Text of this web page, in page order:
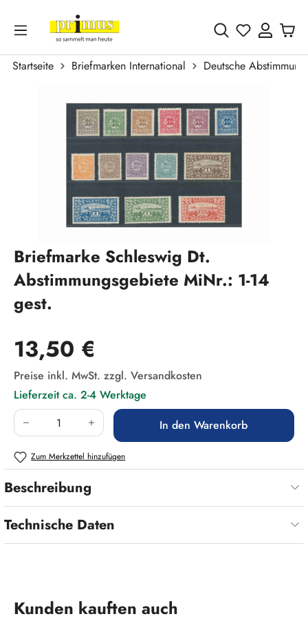
Zum Hauptinhalt springen
Du hast 0
Startseite Briefmarken International
Deutsche
Briefmarke Schleswig Dt.
Abstimmungsgebiete MiNr.: 1-14
gest.
Regulärer Preis:
13,50 €
Preise inkl. MwSt. zzgl. Versandkosten
Lieferzeit ca. 2-4 Werktage
Produkt Anzahl: Gib den gewünschten Wert
In den Warenkorb
Zum Merkzettel hinzufügen
Beschreibung
Technische Daten
Produktgalerie überspringen
Kunden kauften auch